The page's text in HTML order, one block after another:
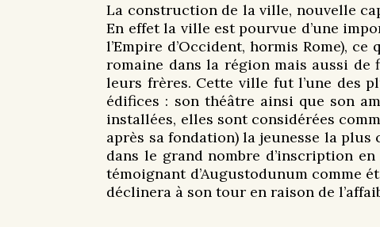
La construction de la ville, nouvelle
En effet la ville est pourvue d’une
l’Empire d’Occident, hormis Rome),
romaine dans la région mais aussi de
leurs frères. Cette ville fut l’une des
édifices : son théâtre ainsi que son
installées, elles sont considérées
après sa fondation) la jeunesse la plus
dans le grand nombre d’inscription
témoignant d’Augustodunum comme
déclinera à son tour en raison de